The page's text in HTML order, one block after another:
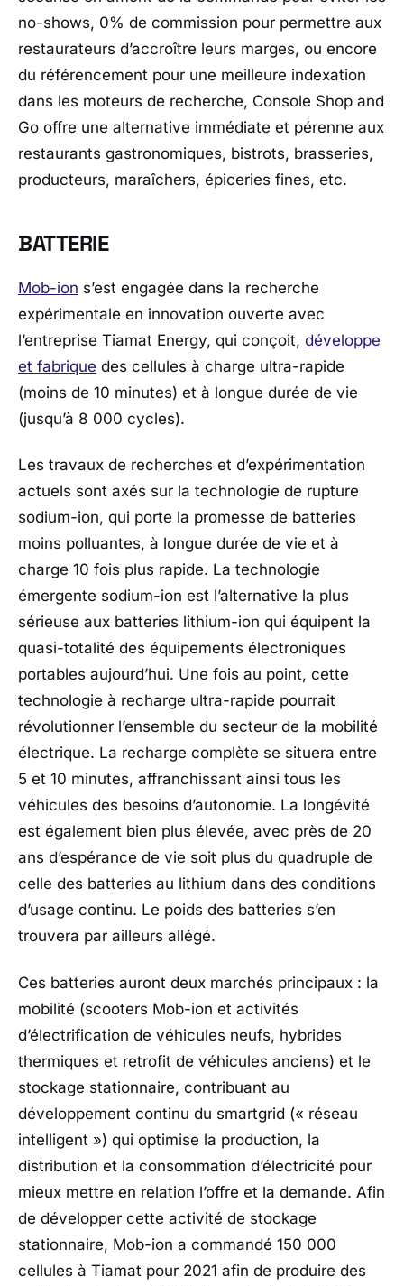
no-shows, 0% de commission pour permettre aux
restaurateurs d’accroître leurs marges, ou encore
du référencement pour une meilleure indexation
dans les moteurs de recherche, Console Shop and
Go offre une alternative immédiate et pérenne aux
restaurants gastronomiques, bistrots, brasseries,
producteurs, maraîchers, épiceries fines, etc.
BATTERIE
Mob-ion s’est engagée dans la recherche
expérimentale en innovation ouverte avec
l’entreprise Tiamat Energy, qui conçoit, développe
et fabrique des cellules à charge ultra-rapide
(moins de 10 minutes) et à longue durée de vie
(jusqu’à 8 000 cycles).
Les travaux de recherches et d’expérimentation
actuels sont axés sur la technologie de rupture
sodium-ion, qui porte la promesse de batteries
moins polluantes, à longue durée de vie et à
charge 10 fois plus rapide. La technologie
émergente sodium-ion est l’alternative la plus
sérieuse aux batteries lithium-ion qui équipent la
quasi-totalité des équipements électroniques
portables aujourd’hui. Une fois au point, cette
technologie à recharge ultra-rapide pourrait
révolutionner l’ensemble du secteur de la mobilité
électrique. La recharge complète se situera entre
5 et 10 minutes, affranchissant ainsi tous les
véhicules des besoins d’autonomie. La longévité
est également bien plus élevée, avec près de 20
ans d’espérance de vie soit plus du quadruple de
celle des batteries au lithium dans des conditions
d’usage continu. Le poids des batteries s’en
trouvera par ailleurs allégé.
Ces batteries auront deux marchés principaux : la
mobilité (scooters Mob-ion et activités
d’électrification de véhicules neufs, hybrides
thermiques et retrofit de véhicules anciens) et le
stockage stationnaire, contribuant au
développement continu du smartgrid (« réseau
intelligent ») qui optimise la production, la
distribution et la consommation d’électricité pour
mieux mettre en relation l’offre et la demande. Afin
de développer cette activité de stockage
stationnaire, Mob-ion a commandé 150 000
cellules à Tiamat pour 2021 afin de produire des